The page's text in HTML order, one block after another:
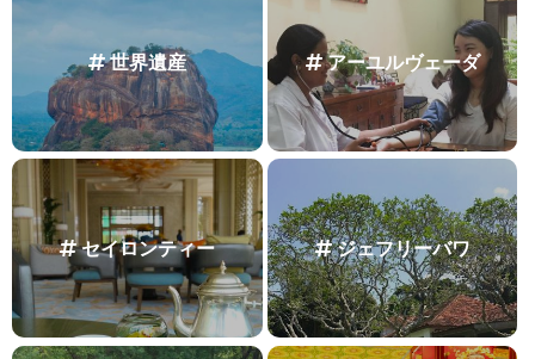
世界遺産 アーユルヴェーダ
セイロンティー ジェフリーバワ